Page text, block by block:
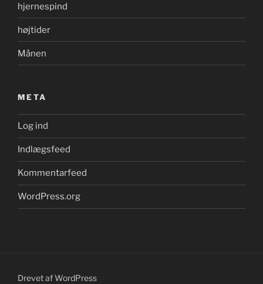
hjernespind
højtider
Månen
META
Log ind
Indlægsfeed
Kommentarfeed
WordPress.org
Drevet af WordPress